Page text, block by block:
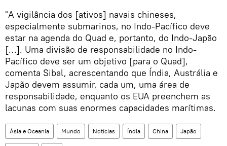
"A vigilância dos [ativos] navais chineses,
especialmente submarinos, no Indo-Pacífico deve
estar na agenda do Quad e, portanto, do Indo-Japão
[…]. Uma divisão de responsabilidade no Indo-
Pacífico deve ser um objetivo [para o Quad],
comenta Sibal, acrescentando que Índia, Austrália e
Japão devem assumir, cada um, uma área de
responsabilidade, enquanto os EUA preenchem as
lacunas com suas enormes capacidades marítimas.
Ásia e Oceania Mundo Notícias Índia China Japão